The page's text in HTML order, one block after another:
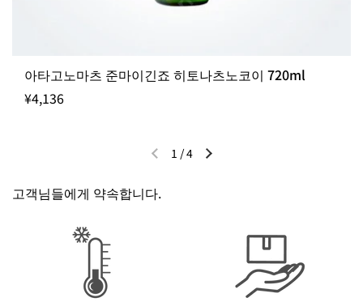
아타고노마츠 준마이긴죠 히토나츠노코이 720ml
¥4,136
이전 슬라이드다음 슬라이드
1 /4
고객님들에게 약속합니다.